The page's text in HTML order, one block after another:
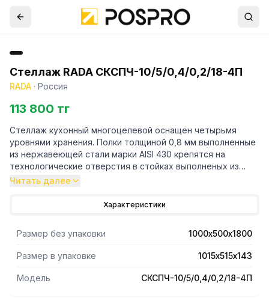
Стеллаж RADA СКСПЧ-10/5/0,4/0,2/18-4П
RADA · Россия
113 800 тг
Стеллаж кухонный многоцелевой оснащен четырьмя
уровнями хранения. Полки толщиной 0,8 мм выполненные
из нержавеющей стали марки AISI 430 крепятся на
технологические отверстия в стойках выполненых из
трубы профильной 40х20 марки AISI 430 и толщиной 1,2
разорбраном виде. Вариант поставки 4 полки и
комплекта 32 кг. Габариты упаковки полок 1015х515х143 мм.
Читать далее
Характеристики
Размер без упаковки 1000х500х1800
Размер в упаковке 1015х515х143
Модель СКСПЧ-10/5/0,4/0,2/18-4П